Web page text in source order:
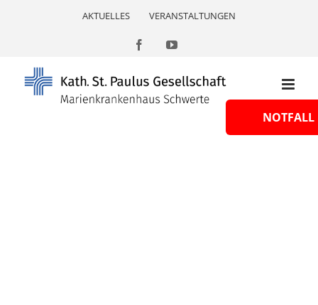
AKTUELLES VERANSTALTUNGEN
FacebookYouTube
NOTFALL